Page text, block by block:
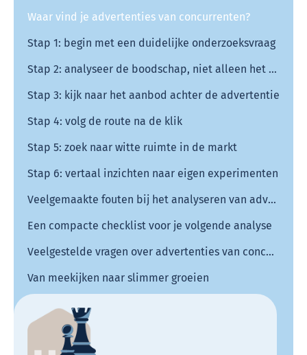
Waar vind je advertenties van concurrenten?
Stap 1: begin met een duidelijke onderzoeksvraag
Stap 2: analyseer de boodschap, niet alleen het ontwerp
Stap 3: kijk naar het aanbod achter de advertentie
Stap 4: volg de route na de klik
Stap 5: zoek naar witte ruimte in de markt
Stap 6: vertaal inzichten naar eigen experimenten
Veelgemaakte fouten bij het analyseren van advertenties concurrentie
Een compacte checklist voor je volgende analyse
Veelgestelde vragen over advertenties van concurrentie analyseren:
Van meekijken naar slimmer groeien